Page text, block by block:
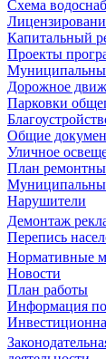
Схема
Капитальный
Проекты
Дорожное
Парковки
Общие
Уличное
План
Нарушители
Демонтаж
Перепись
Нормативные
Новости
План работы
Информация по